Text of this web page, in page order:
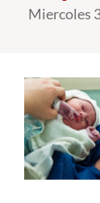
Pregrado
Estudiantes
Académicos
Miercoles